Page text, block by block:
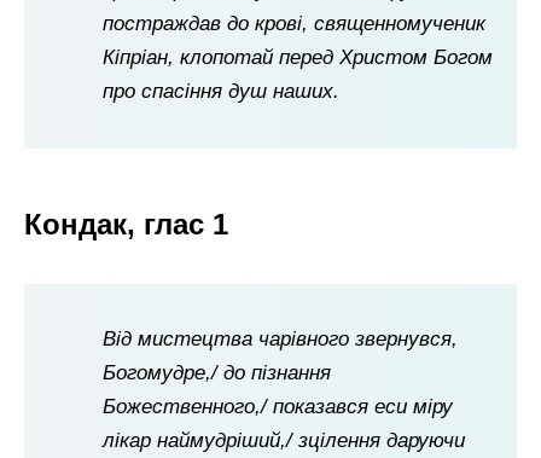
постраждав до крові, священномученик
Кіпріан, клопотай перед Христом Богом
про спасіння душ наших.
Кондак, глас 1
Від мистецтва чарівного звернувся,
Богомудре,/ до пізнання
Божественного,/ показався еси міру
лікар наймудріший,/ зцілення даруючи